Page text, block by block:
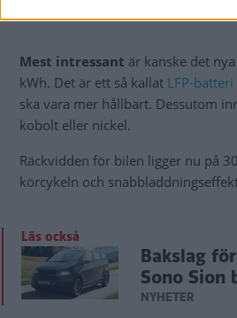
Mest intressant är kanske det
kWh. Det är ett så kallat LFP-
ska vara mer hållbart. Dessutom
kobolt eller nickel.
Räckvidden för bilen ligger nu på
körcykeln och
Läs också
Bakslag
Sono Sion
NYHETER